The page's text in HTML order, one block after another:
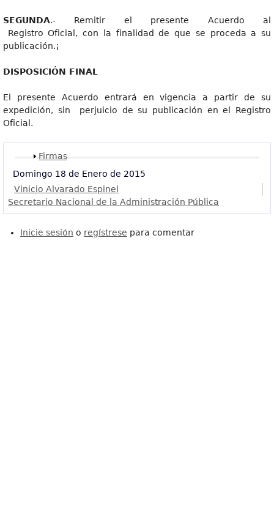
SEGUNDA.- Remitir el presente Acuerdo al
Registro Oficial, con la finalidad de que se proceda a su
publicación.¡
DISPOSICIÓN FINAL
El presente Acuerdo entrará en vigencia a partir de su
expedición, sin perjuicio de su publicación en el Registro
Oficial.
Mostrar
Firmas
Domingo 18 de Enero de 2015
Vinicio Alvarado Espinel
Secretario Nacional de la Administración Pública
Inicie sesión o regístrese para comentar